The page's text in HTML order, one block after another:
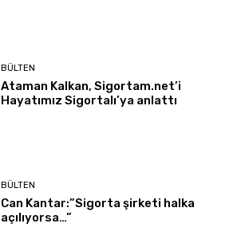
BÜLTEN
Ataman Kalkan, Sigortam.net’i
Hayatımız Sigortalı’ya anlattı
BÜLTEN
Can Kantar:”Sigorta şirketi halka
açılıyorsa…”